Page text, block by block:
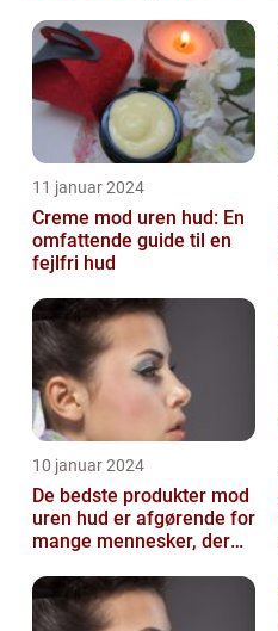
11 januar 2024
Creme mod uren hud: En
omfattende guide til en
fejlfri hud
10 januar 2024
De bedste produkter mod
uren hud er afgørende for
mange mennesker, der
almindelige hu...